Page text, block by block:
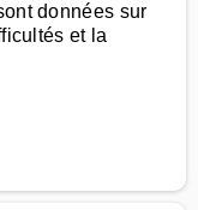
données sur
et la